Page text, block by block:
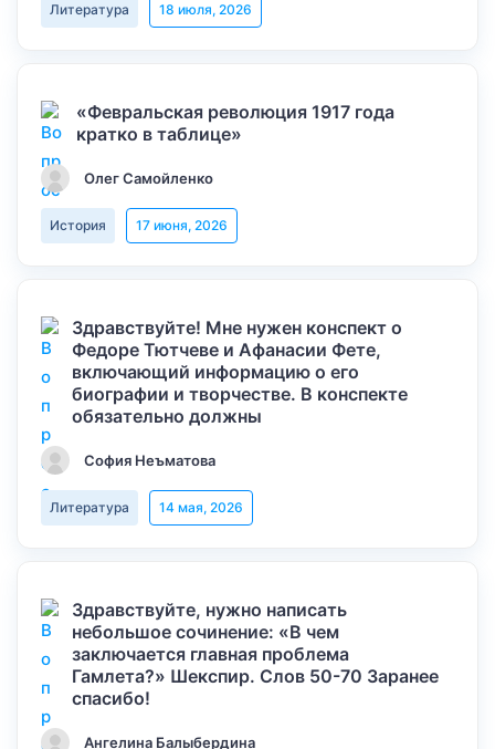
Литература 18 июля, 2026
«Февральская революция 1917 года
кратко в таблице»
Олег Самойленко
История 17 июня, 2026
Здравствуйте! Мне нужен конспект о
Федоре Тютчеве и Афанасии Фете,
включающий информацию о его
биографии и творчестве. В конспекте
обязательно должны
София Неъматова
Литература 14 мая, 2026
Здравствуйте, нужно написать
небольшое сочинение: «В чем
заключается главная проблема
Гамлета?» Шекспир. Слов 50-70 Заранее
спасибо!
Ангелина Балыбердина